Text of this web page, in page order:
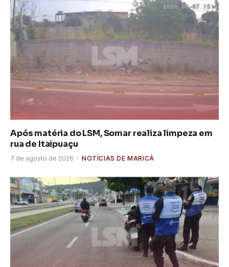
Após matéria do LSM, Somar realiza limpeza em
rua de Itaipuaçu
7 de agosto de 2026 NOTÍCIAS DE MARICÁ